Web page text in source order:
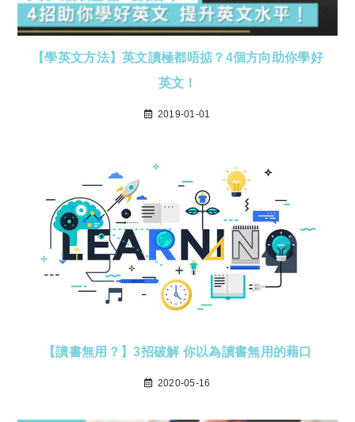
【學英文方法】英文讀極都唔掂？4個方向助你學好
英文！
2019-01-01
【讀書無用？】3招破解 你以為讀書無用的藉口
2020-05-16